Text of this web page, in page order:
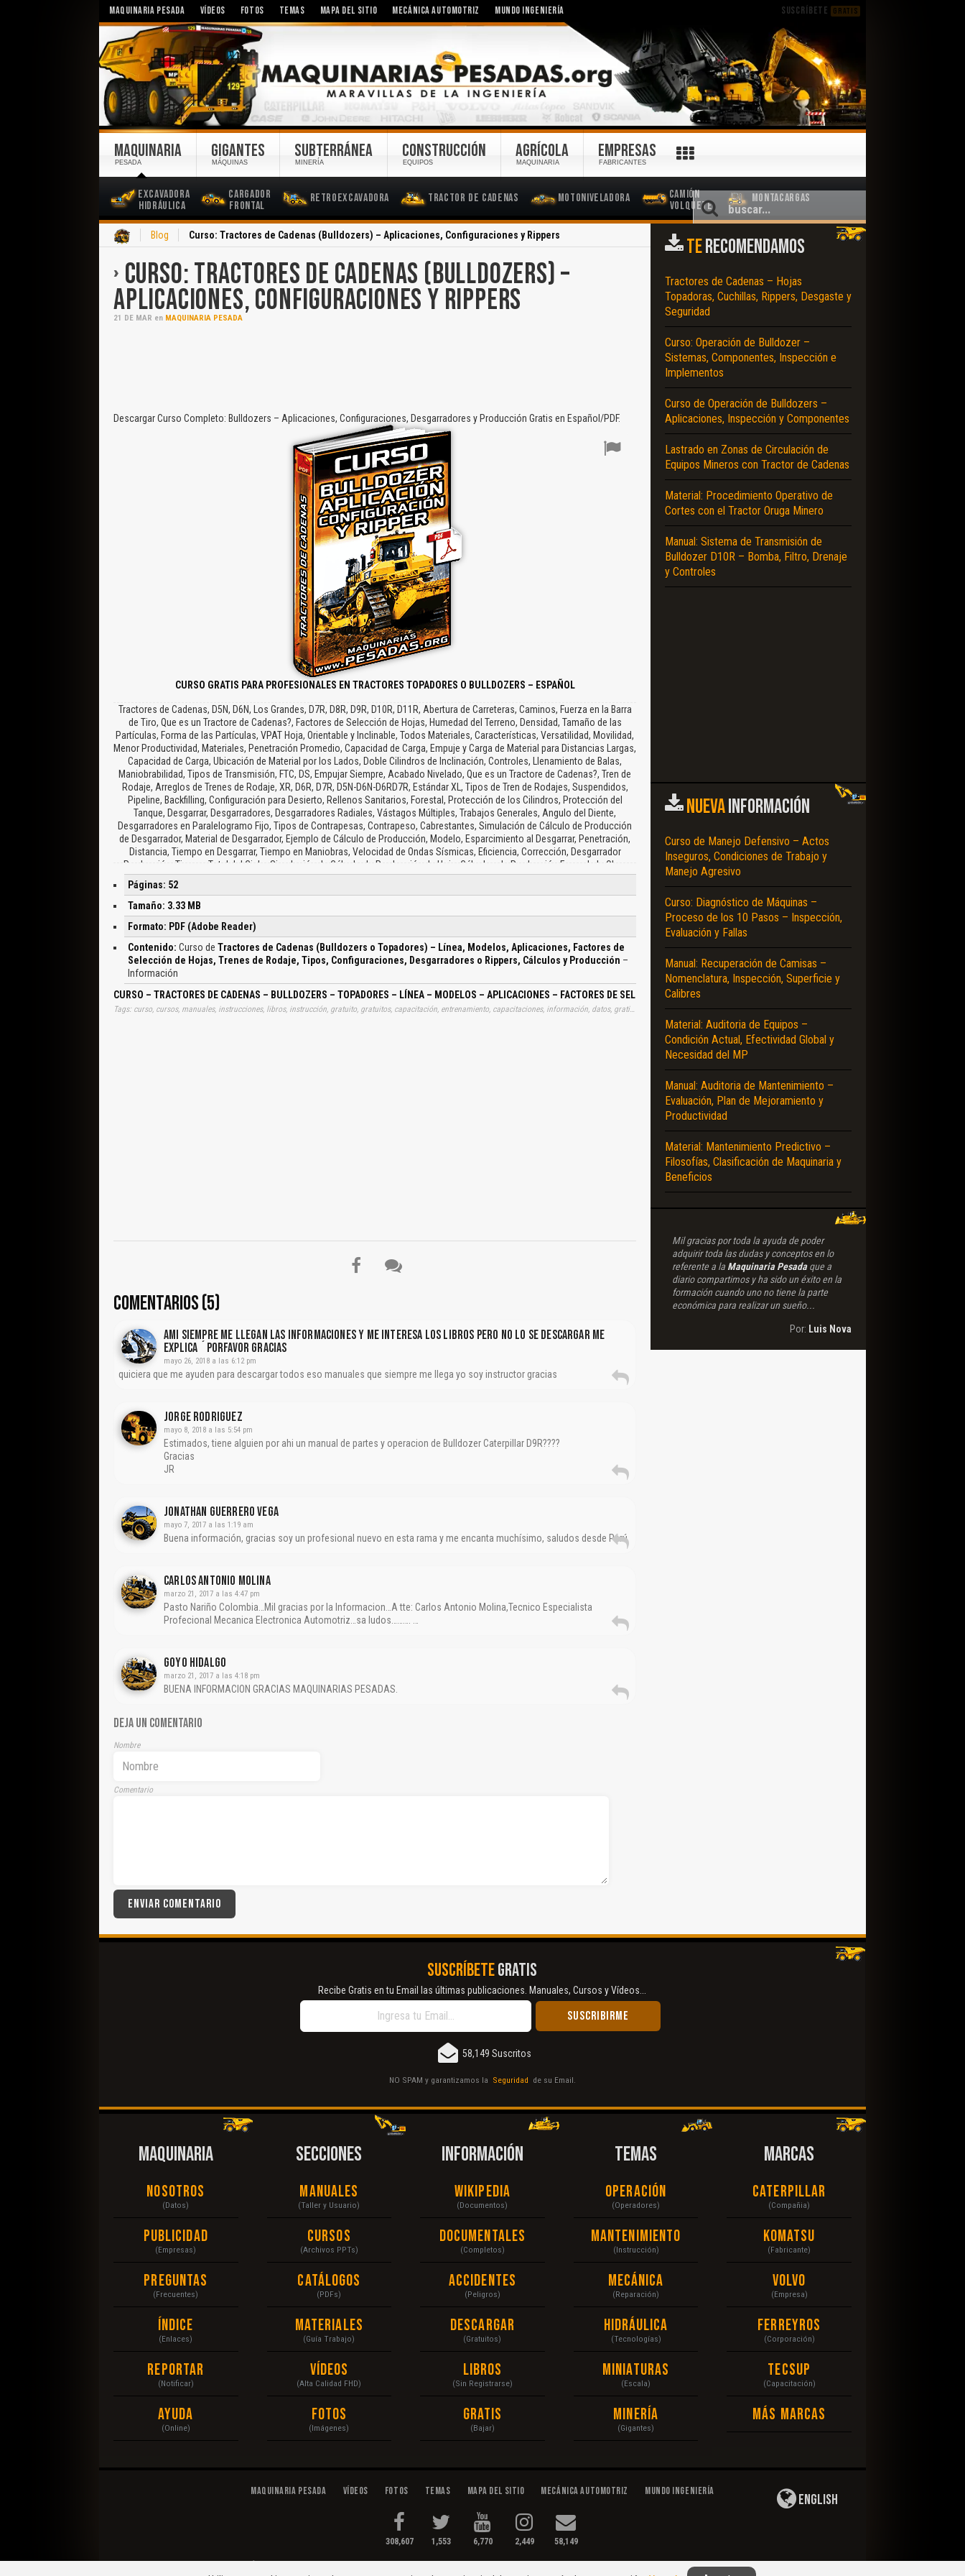
MAQUINARIA PESADA VÍDEOS FOTOS TEMAS MAPA DEL SITIO MECÁNICA AUTOMOTRIZ MUNDO INGENIERÍA SUSCRÍBETE GRATIS
MAQUINARIA
PESADA
Excavadora
Hidráulica
Cargador
Frontal
Retroexcavadora Tractor de Cadenas Motoniveladora
Camión
Volquete
Montacargas
GIGANTES
MÁQUINAS
SUBTERRÁNEA
MINERÍA
CONSTRUCCIÓN
EQUIPOS
AGRÍCOLA
MAQUINARIA
EMPRESAS
FABRICANTES
Blog Curso: Tractores de Cadenas (Bulldozers) – Aplicaciones, Configuraciones y Rippers
CURSO: TRACTORES DE CADENAS (BULLDOZERS) –
APLICACIONES, CONFIGURACIONES Y RIPPERS
21 DE MAR en MAQUINARIA PESADA
Descargar Curso Completo: Bulldozers – Aplicaciones, Configuraciones, Desgarradores y Producción Gratis en Español/PDF.
CURSO GRATIS PARA PROFESIONALES EN TRACTORES TOPADORES O BULLDOZERS – ESPAÑOL
Tractores de Cadenas, D5N, D6N, Los Grandes, D7R, D8R, D9R, D10R, D11R, Abertura de Carreteras, Caminos, Fuerza en la Barra
de Tiro, Que es un Tractore de Cadenas?, Factores de Selección de Hojas, Humedad del Terreno, Densidad, Tamaño de las
Partículas, Forma de las Partículas, VPAT Hoja, Orientable y Inclinable, Todos Materiales, Características, Versatilidad, Movilidad,
Menor Productividad, Materiales, Penetración Promedio, Capacidad de Carga, Empuje y Carga de Material para Distancias Largas,
Capacidad de Carga, Ubicación de Material por los Lados, Doble Cilindros de Inclinación, Controles, Llenamiento de Balas,
Maniobrabilidad, Tipos de Transmisión, FTC, DS, Empujar Siempre, Acabado Nivelado, Que es un Tractore de Cadenas?, Tren de
Rodaje, Arreglos de Trenes de Rodaje, XR, D6R, D7R, D5N-D6N-D6RD7R, Estándar XL, Tipos de Tren de Rodajes, Suspendidos,
Pipeline, Backfilling, Configuración para Desierto, Rellenos Sanitarios, Forestal, Protección de los Cilindros, Protección del
Tanque, Desgarrar, Desgarradores, Desgarradores Radiales, Vástagos Múltiples, Trabajos Generales, Angulo del Diente,
Desgarradores en Paralelogramo Fijo, Tipos de Contrapesas, Contrapeso, Cabrestantes, Simulación de Cálculo de Producción
de Desgarrador, Material de Desgarrador, Ejemplo de Cálculo de Producción, Modelo, Esparcimiento al Desgarrar, Penetración,
Distancia, Tiempo en Desgarrar, Tiempo en Maniobras, Velocidad de Ondas Sísmicas, Eficiencia, Corrección, Desgarrador
Producción, Tiempo Total del Ciclo, Simulación de Cálculo de Producción de Hoja, Cálculos de Producción Fuera de la Obra,
Producción Estimada, Factores de Corrección, Material, Operador, Método Utilizado, Eficiencia de Trabajo, Factores de
Corrección, Producción, Estimación, Maquina, Obra, Material, Densidad, Sistema, Pendiente, Operador, Eficiencia, Estimación…
Páginas: 52
Tamaño: 3.33 MB
Formato: PDF (Adobe Reader)
Contenido: Curso de Tractores de Cadenas (Bulldozers o Topadores) – Línea, Modelos, Aplicaciones, Factores de
Selección de Hojas, Trenes de Rodaje, Tipos, Configuraciones, Desgarradores o Rippers, Cálculos y Producción –
Información
CURSO – TRACTORES DE CADENAS – BULLDOZERS – TOPADORES – LÍNEA – MODELOS – APLICACIONES – FACTORES DE SELECCIÓN DE HOJAS – TRENES DE RODAJE – TIPOS – CONFIGURACIONES –
Tags: curso, cursos, manuales, instrucciones, libros, instrucción, gratuito, gratuitos, capacitación, entrenamiento, capacitaciones, información, datos, gratis, descargar, tractores, cadenas, bulldozers, topadores, lineas, modelos, aplicaciones, factores, selecciones, hojas, trenes, rodajes, tipos, configuraciones, desgarradores, rippers, calculos, producciones, aprender, descargas
COMENTARIOS (5)
Ami Siempre Me Llegan Las Informaciones Y Me Interesa Los Libros Pero No Lo Se Descargar Me
Explica ´porfavor Gracias
mayo 26, 2018 a las 6:12 pm
quiciera que me ayuden para descargar todos eso manuales que siempre me llega yo soy instructor gracias
Jorge Rodriguez
mayo 8, 2018 a las 5:54 pm
Estimados, tiene alguien por ahi un manual de partes y operacion de Bulldozer Caterpillar D9R????
Gracias
JR
Jonathan Guerrero Vega
mayo 7, 2017 a las 1:19 am
Buena información, gracias soy un profesional nuevo en esta rama y me encanta muchísimo, saludos desde Perú
CARLOS ANTONIO MOLINA
marzo 21, 2017 a las 4:47 pm
Pasto Nariño Colombia…Mil gracias por la Informacion…A tte: Carlos Antonio Molina,Tecnico Especialista
Profecional Mecanica Electronica Automotriz…sa ludos………. …
Goyo Hidalgo
marzo 21, 2017 a las 4:18 pm
BUENA INFORMACION GRACIAS MAQUINARIAS PESADAS.
DEJA UN COMENTARIO
Nombre
Comentario
TERECOMENDAMOS
Tractores de Cadenas – Hojas
Topadoras, Cuchillas, Rippers, Desgaste y
Seguridad
Curso: Operación de Bulldozer –
Sistemas, Componentes, Inspección e
Implementos
Curso de Operación de Bulldozers –
Aplicaciones, Inspección y Componentes
Lastrado en Zonas de Circulación de
Equipos Mineros con Tractor de Cadenas
Material: Procedimiento Operativo de
Cortes con el Tractor Oruga Minero
Manual: Sistema de Transmisión de
Bulldozer D10R – Bomba, Filtro, Drenaje
y Controles
NUEVAINFORMACIÓN
Curso de Manejo Defensivo – Actos
Inseguros, Condiciones de Trabajo y
Manejo Agresivo
Curso: Diagnóstico de Máquinas –
Proceso de los 10 Pasos – Inspección,
Evaluación y Fallas
Manual: Recuperación de Camisas –
Nomenclatura, Inspección, Superficie y
Calibres
Material: Auditoria de Equipos –
Condición Actual, Efectividad Global y
Necesidad del MP
Manual: Auditoria de Mantenimiento –
Evaluación, Plan de Mejoramiento y
Productividad
Material: Mantenimiento Predictivo –
Filosofías, Clasificación de Maquinaria y
Beneficios
Mil gracias por toda la ayuda de poder
adquirir toda las dudas y conceptos en lo
referente a la Maquinaria Pesadaque a
diario compartimos y ha sido un éxito en la
formación cuando uno no tiene la parte
económica para realizar un sueño...
Por: Luis Nova
SUSCRÍBETEGRATIS
Recibe Gratis en tu Email las últimas publicaciones. Manuales, Cursos y Vídeos...
58,149 Suscritos
NO SPAM y garantizamos la Seguridad de su Email.
MAQUINARIA
Nosotros
(Datos)
Publicidad
(Empresas)
Preguntas
(Frecuentes)
Índice
(Enlaces)
Reportar
(Notificar)
Ayuda
(Online)
SECCIONES
Manuales
(Taller y Usuario)
Cursos
(Archivos PPTs)
Catálogos
(PDFs)
Materiales
(Guía Trabajo)
Vídeos
(Alta Calidad FHD)
Fotos
(Imágenes)
INFORMACIÓN
Wikipedia
(Documentos)
Documentales
(Completos)
Accidentes
(Peligros)
Descargar
(Gratuitos)
Libros
(Sin Registrarse)
Gratis
(Bajar)
TEMAS
Operación
(Operadores)
Mantenimiento
(Instrucción)
Mecánica
(Reparación)
Hidráulica
(Tecnologías)
Miniaturas
(Escala)
Minería
(Gigantes)
MARCAS
Caterpillar
(Compañia)
Komatsu
(Fabricante)
Volvo
(Empresa)
Ferreyros
(Corporación)
Tecsup
(Capacitación)
Más Marcas
Maquinaria Pesada Vídeos Fotos Temas Mapa del Sitio Mecánica Automotriz Mundo Ingeniería
308,607 1,553 6,770 2,449 58,149
English
|Derechos de Autor